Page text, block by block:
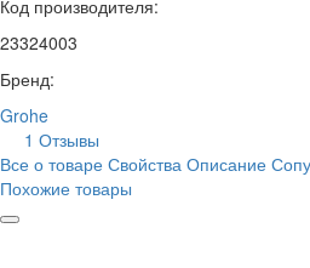
Код производителя:
23324003
Бренд:
Grohe
1 Отзывы
Все о товаре Свойства Описание
Похожие товары